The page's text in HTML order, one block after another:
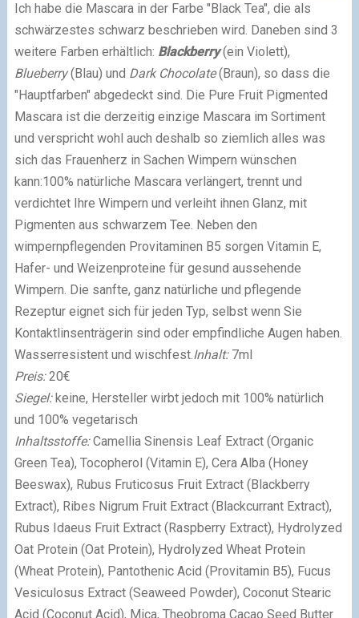
Ich habe die Mascara in der Farbe "Black Tea", die als
schwärzestes schwarz beschrieben wird. Daneben sind 3
weitere Farben erhältlich: Blackberry (ein Violett),
Blueberry(Blau) und Dark Chocolate(Braun), so dass die
"Hauptfarben" abgedeckt sind. Die Pure Fruit Pigmented
Mascara ist die derzeitig einzige Mascara im Sortiment
und verspricht wohl auch deshalb so ziemlich alles was
sich das Frauenherz in Sachen Wimpern wünschen
kann:100% natürliche Mascara verlängert, trennt und
verdichtet Ihre Wimpern und verleiht ihnen Glanz, mit
Pigmenten aus schwarzem Tee. Neben den
wimpernpflegenden Provitaminen B5 sorgen Vitamin E,
Hafer- und Weizenproteine für gesund aussehende
Wimpern. Die sanfte, ganz natürliche und pflegende
Rezeptur eignet sich für jeden Typ, selbst wenn Sie
Kontaktlinsenträgerin sind oder empfindliche Augen haben.
Wasserresistent und wischfest.Inhalt: 7ml
Preis:20€
Siegel: keine, Hersteller wirbt jedoch mit 100% natürlich
und 100% vegetarisch
Inhaltsstoffe:Camellia Sinensis Leaf Extract (Organic
Green Tea), Tocopherol (Vitamin E), Cera Alba (Honey
Beeswax), Rubus Fruticosus Fruit Extract (Blackberry
Extract), Ribes Nigrum Fruit Extract (Blackcurrant Extract),
Rubus Idaeus Fruit Extract (Raspberry Extract), Hydrolyzed
Oat Protein (Oat Protein), Hydrolyzed Wheat Protein
(Wheat Protein), Pantothenic Acid (Provitamin B5), Fucus
Vesiculosus Extract (Seaweed Powder), Coconut Stearic
Acid (Coconut Acid), Mica, Theobroma Cacao Seed Butter